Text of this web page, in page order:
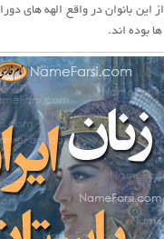
این بانوان در واقع الهه های
بوده اند.